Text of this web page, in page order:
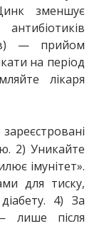
зменшує
— прийом
на період
лікаря
2) Уникайте
імунітет».
для тиску,
4) За
лише після